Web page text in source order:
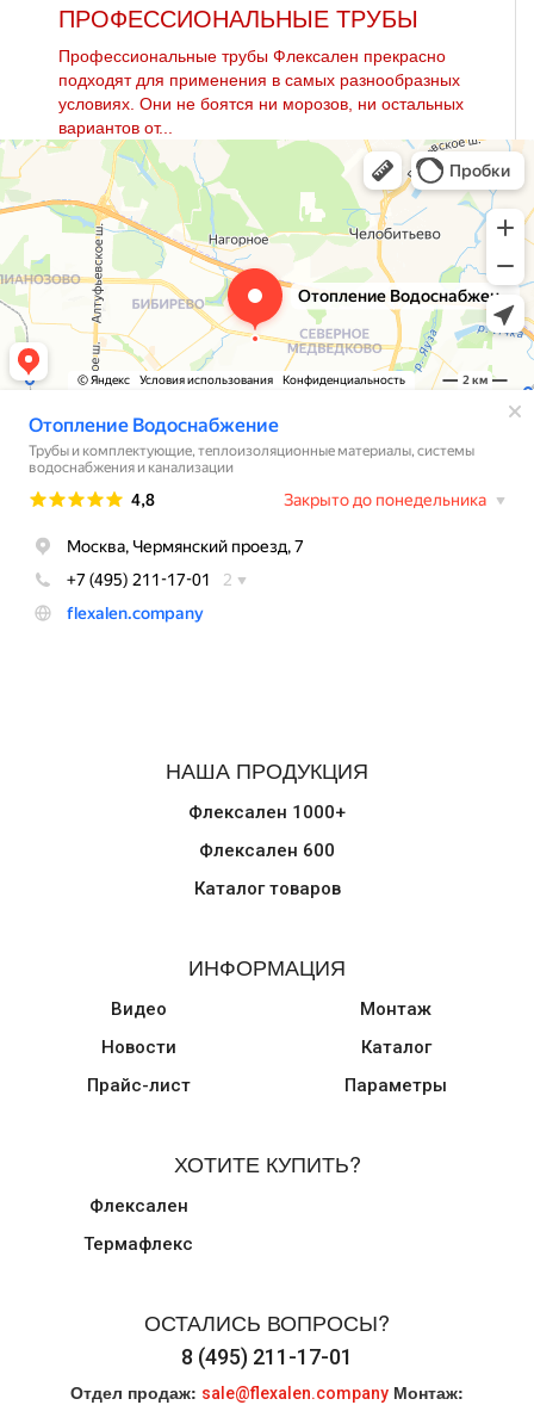
ПРОФЕССИОНАЛЬНЫЕ ТРУБЫ
Профессиональные тpубы Флексален прекрасно
подходят для применения в самых разнообразных
условиях. Они не боятся ни морозов, ни остальных
вариантов от...
НАША ПРОДУКЦИЯ
Флексален 1000+
Флексален 600
Каталог товаров
ИНФОРМАЦИЯ
Видео
Новости
Прайс-лист
Монтаж
Каталог
Параметры
ХОТИТЕ КУПИТЬ?
Флексален
Термафлекс
ОСТАЛИСЬ ВОПРОСЫ?
8 (495) 211-17-01
Отдел продаж: sale@flexalen.company Монтаж: